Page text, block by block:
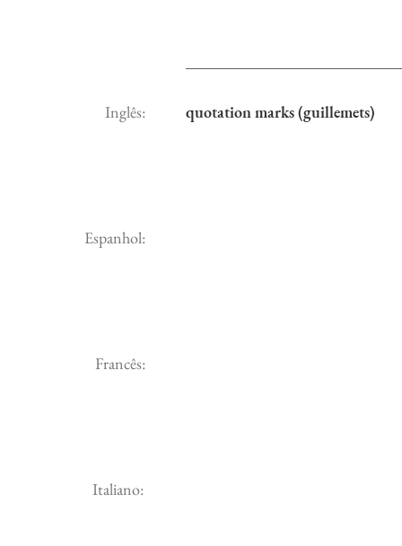
Inglês: quotation marks (guillemets)
Espanhol:
Francês:
Italiano: